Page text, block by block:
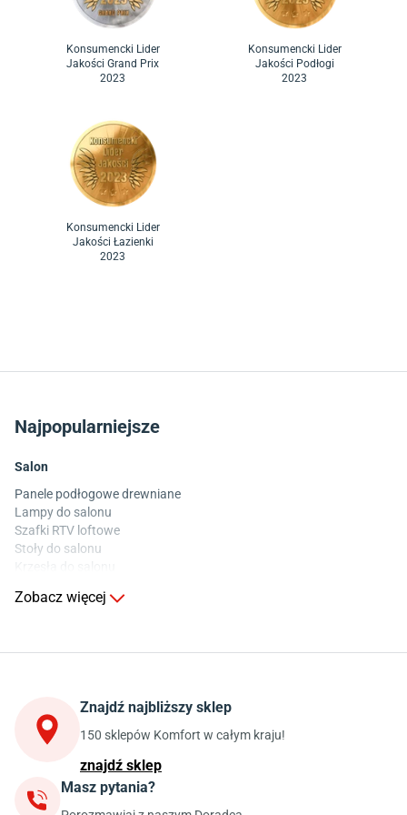
Konsumencki Lider
Jakości Grand Prix
2023
Konsumencki Lider
Jakości Podłogi
2023
Konsumencki Lider
Jakości Łazienki
2023
Najpopularniejsze
Salon
Panele podłogowe drewniane
Lampy do salonu
Szafki RTV loftowe
Stoły do salonu
Stoły do kuchni
Szafki kuchenne wiszące (górne)
Szafki pod zlewozmywak
Blaty kuchenne laminowane
Jadalnia
Zobacz więcej
Znajdź najbliższy sklep
150 sklepów Komfort w całym kraju!
znajdź sklep
Masz pytania?